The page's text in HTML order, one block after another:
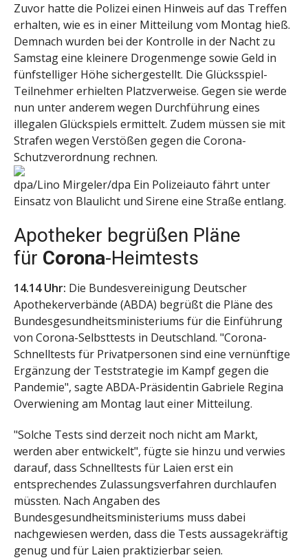
Zuvor hatte die Polizei einen Hinweis auf das Treffen
erhalten, wie es in einer Mitteilung vom Montag hieß.
Demnach wurden bei der Kontrolle in der Nacht zu
Samstag eine kleinere Drogenmenge sowie Geld in
fünfstelliger Höhe sichergestellt. Die Glücksspiel-
Teilnehmer erhielten Platzverweise. Gegen sie werde
nun unter anderem wegen Durchführung eines
illegalen Glückspiels ermittelt. Zudem müssen sie mit
Strafen wegen Verstößen gegen die Corona-
Schutzverordnung rechnen.
dpa/Lino Mirgeler/dpa Ein Polizeiauto fährt unter
Einsatz von Blaulicht und Sirene eine Straße entlang.
Apotheker begrüßen Pläne
für Corona-Heimtests
14.14 Uhr: Die Bundesvereinigung Deutscher
Apothekerverbände (ABDA) begrüßt die Pläne des
Bundesgesundheitsministeriums für die Einführung
von Corona-Selbsttests in Deutschland. "Corona-
Schnelltests für Privatpersonen sind eine vernünftige
Ergänzung der Teststrategie im Kampf gegen die
Pandemie", sagte ABDA-Präsidentin Gabriele Regina
Overwiening am Montag laut einer Mitteilung.
"Solche Tests sind derzeit noch nicht am Markt,
werden aber entwickelt", fügte sie hinzu und verwies
darauf, dass Schnelltests für Laien erst ein
entsprechendes Zulassungsverfahren durchlaufen
müssten. Nach Angaben des
Bundesgesundheitsministeriums muss dabei
nachgewiesen werden, dass die Tests aussagekräftig
genug und für Laien praktizierbar seien.